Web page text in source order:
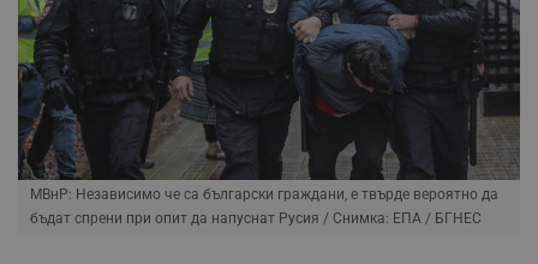
МВнР: Независимо че са български граждани, е твърде вероятно да
бъдат спрени при опит да напуснат Русия / Снимка: ЕПА / БГНЕС